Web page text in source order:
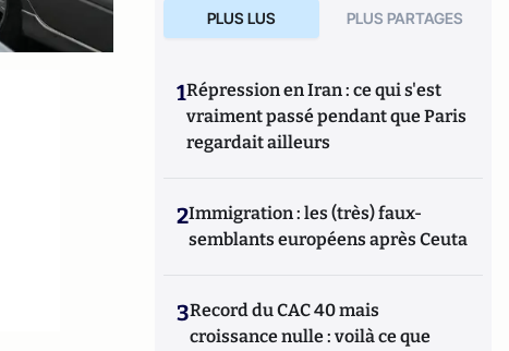
PLUS LUS PLUS PARTAGES
1Répression en Iran : ce qui s'est
vraiment passé pendant que Paris
regardait ailleurs
2Immigration : les (très) faux-
semblants européens après Ceuta
3Record du CAC 40 mais
croissance nulle : voilà ce que